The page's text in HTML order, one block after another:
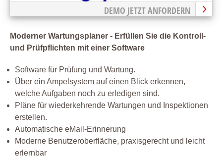
DEMO JETZT ANFORDERN
Moderner Wartungsplaner - Erfüllen Sie die Kontroll-
und Prüfpflichten mit einer Software
Software für Prüfung und Wartung.
Über ein Ampelsystem auf einen Blick erkennen,
welche Aufgaben noch zu erledigen sind.
Pläne für wiederkehrende Wartungen und Inspektionen
erstellen.
Automatische eMail-Erinnerung
Moderne Benutzeroberfläche, praxisgerecht und leicht
erlernbar